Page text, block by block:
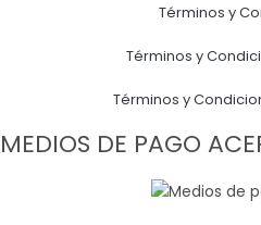
Términos y
Términos y
Términos y
MEDIOS DE PAGO